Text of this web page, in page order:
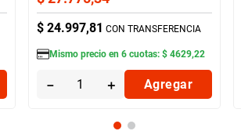
$ 24.997,81 CON TRANSFERENCIA
Mismo precio en 6cuotas: $ 4629,22
＋
－ Agregar